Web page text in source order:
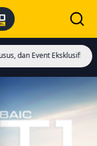
Cristiano